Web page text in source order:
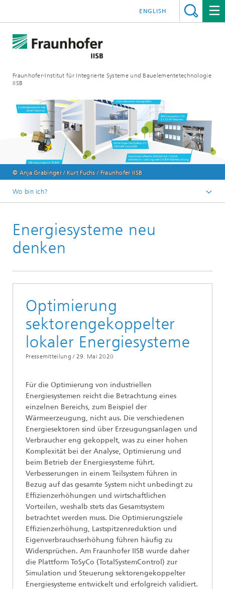
Fraunhofer-Institut für Integrierte Systeme und Bauelementetechnologie
IISB
ENGLISH
© Anja Grabinger / Kurt Fuchs / Fraunhofer IISB
Wo bin ich?
Pressearchiv
Energiesysteme neu
denken
Optimierung
sektorengekoppelter
lokaler Energiesysteme
Pressemitteilung / 29. Mai 2020
Für die Optimierung von industriellen
Energiesystemen reicht die Betrachtung eines
einzelnen Bereichs, zum Beispiel der
Wärmeerzeugung, nicht aus. Die verschiedenen
Energiesektoren sind über Erzeugungsanlagen und
Verbraucher eng gekoppelt, was zu einer hohen
Komplexität bei der Analyse, Optimierung und
beim Betrieb der Energiesysteme führt.
Verbesserungen in einem Teilsystem führen in
Bezug auf das gesamte System nicht unbedingt zu
Effizienzerhöhungen und wirtschaftlichen
Vorteilen, weshalb stets das Gesamtsystem
betrachtet werden muss. Die Optimierungsziele
Effizienzerhöhung, Lastspitzenreduktion und
Eigenverbrauchserhöhung führen häufig zu
Widersprüchen. Am Fraunhofer IISB wurde daher
die Plattform ToSyCo (TotalSystemControl) zur
Simulation und Steuerung sektorengekoppelter
Energiesysteme entwickelt und erfolgreich validiert.